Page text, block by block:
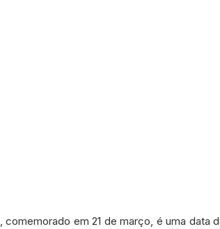
comemorado em 21 de março, é uma data